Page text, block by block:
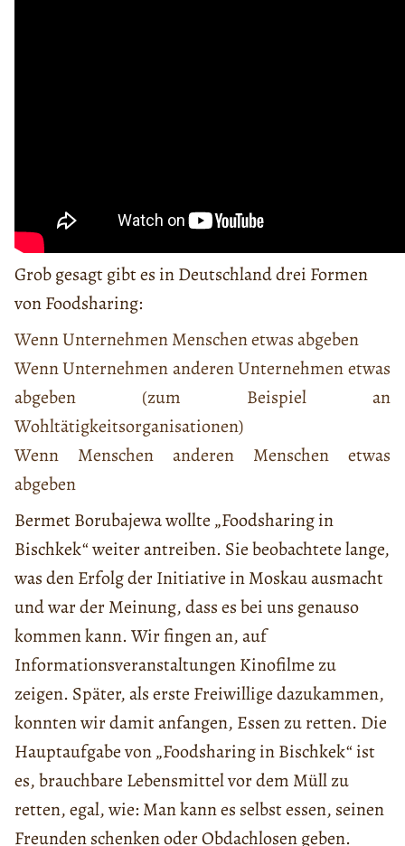
Grob gesagt gibt es in Deutschland drei Formen
von Foodsharing:
Wenn Unternehmen Menschen etwas abgeben
Wenn Unternehmen anderen Unternehmen etwas
abgeben (zum Beispiel an
Wohltätigkeitsorganisationen)
Wenn Menschen anderen Menschen etwas
abgeben
Bermet Borubajewa wollte „Foodsharing in
Bischkek“ weiter antreiben. Sie beobachtete lange,
was den Erfolg der Initiative in Moskau ausmacht
und war der Meinung, dass es bei uns genauso
kommen kann. Wir fingen an, auf
Informationsveranstaltungen Kinofilme zu
zeigen. Später, als erste Freiwillige dazukammen,
konnten wir damit anfangen, Essen zu retten. Die
Hauptaufgabe von „Foodsharing in Bischkek“ ist
es, brauchbare Lebensmittel vor dem Müll zu
retten, egal, wie: Man kann es selbst essen, seinen
Freunden schenken oder Obdachlosen geben.